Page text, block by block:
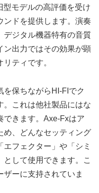
型モデルの高評価を受け
ンドを提供します。演奏
デジタル機器特有の音質
ン出力ではその効果が顕
ティです。
保ちながらHI-FIでク
。これは他社製品にはな
できます。Axe-Fxはア
め、どんなセッティング
フェクター」や「シミ
として使用できます。こ
ーに支持されていま